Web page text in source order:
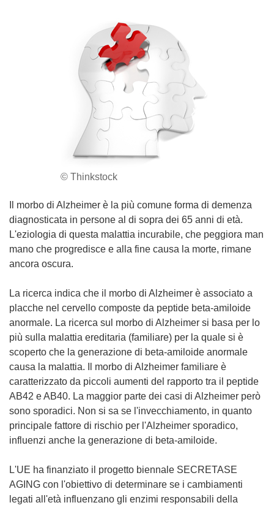
© Thinkstock
Il morbo di Alzheimer è la più comune forma di demenza
diagnosticata in persone al di sopra dei 65 anni di età.
L'eziologia di questa malattia incurabile, che peggiora man
mano che progredisce e alla fine causa la morte, rimane
ancora oscura.
La ricerca indica che il morbo di Alzheimer è associato a
placche nel cervello composte da peptide beta-amiloide
anormale. La ricerca sul morbo di Alzheimer si basa per lo
più sulla malattia ereditaria (familiare) per la quale si è
scoperto che la generazione di beta-amiloide anormale
causa la malattia. Il morbo di Alzheimer familiare è
caratterizzato da piccoli aumenti del rapporto tra il peptide
AB42 e AB40. La maggior parte dei casi di Alzheimer però
sono sporadici. Non si sa se l'invecchiamento, in quanto
principale fattore di rischio per l'Alzheimer sporadico,
influenzi anche la generazione di beta-amiloide.
L'UE ha finanziato il progetto biennale SECRETASE
AGING con l'obiettivo di determinare se i cambiamenti
legati all'età influenzano gli enzimi responsabili della